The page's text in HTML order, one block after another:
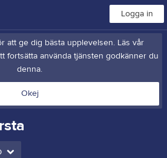
Logga in
att ge dig bästa upplevelsen. Läs vår
fortsätta använda tjänsten godkänner du
denna.
Okej